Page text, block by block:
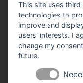
93453
E-Mail:
This site uses
technologies to
improve and
users' interests. I
change my
future.